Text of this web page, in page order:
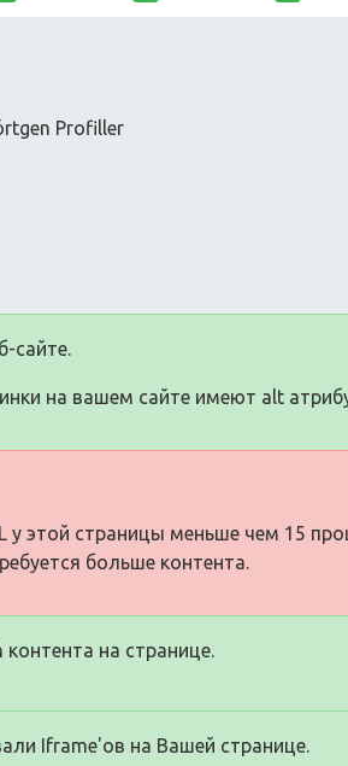
Profiller
сайте.
на вашем сайте имеют alt
у этой страницы меньше чем 15
больше контента.
на странице.
Iframe'ов на Вашей странице.